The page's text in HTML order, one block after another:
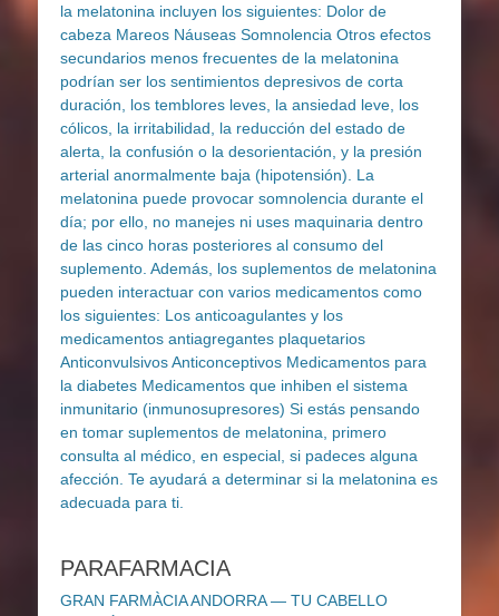
PARAFARMACIA
GRAN FARMÀCIA ANDORRA — TU CABELLO